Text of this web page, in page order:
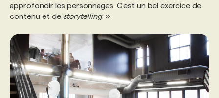
approfondir les personnages. C’est un bel exercice de
contenu et de storytelling. »